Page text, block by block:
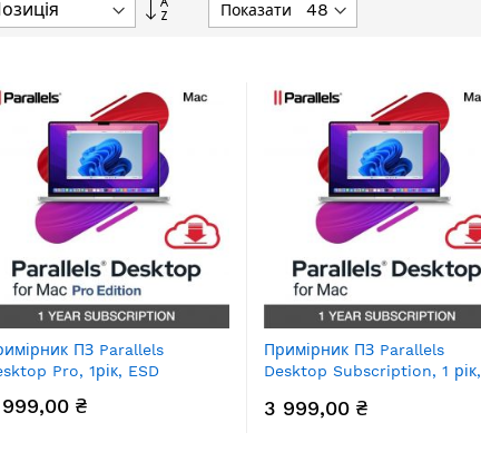
Показати
ПЗ Parallels
Pro, 1рік, ESD
₴
Примірник ПЗ Parallels
Desktop Subscription, 1 рік,
3 999,00 ₴